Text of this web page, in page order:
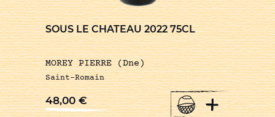
SOUS LE CHATEAU 2022 75CL
MOREY PIERRE (Dne)
Saint-Romain
48,00€ +